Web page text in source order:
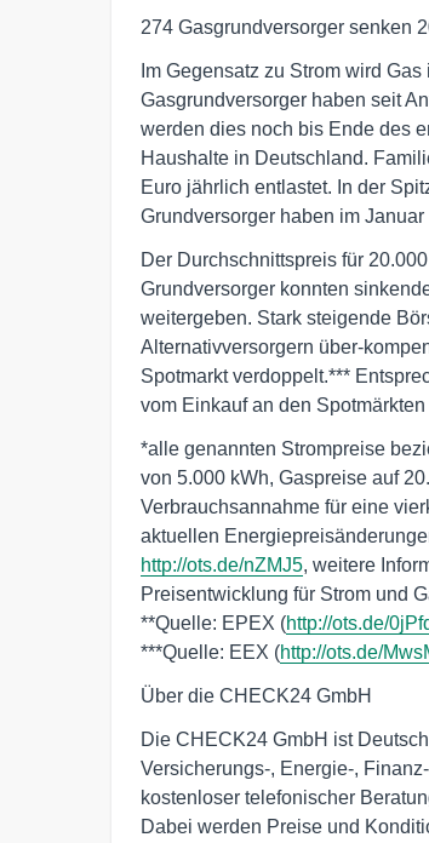
274 Gasgrundversorger senken
Im Gegensatz zu Strom wird
Gasgrundversorger haben seit
werden dies noch bis Ende des
Haushalte in Deutschland.
Euro jährlich entlastet. In der
Grundversorger haben im
Der Durchschnittspreis für
Grundversorger konnten
weitergeben. Stark steigende
Alternativversorgern über-
Spotmarkt verdoppelt.***
vom Einkauf an den
*alle genannten Strompreise
von 5.000 kWh, Gaspreise auf
Verbrauchsannahme für eine
http://ots.de/nZMJ5, weitere
Preisentwicklung für Strom und
**Quelle: EPEX (http://ots.de/
***Quelle: EEX (http://ots.de/
Über die CHECK24 GmbH
Die CHECK24 GmbH ist
Versicherungs-, Energie-,
kostenloser telefonischer
Dabei werden Preise und